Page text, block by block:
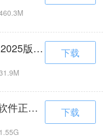
版，文本/图像/
下载
件正版下载，备课
1.55G
下载